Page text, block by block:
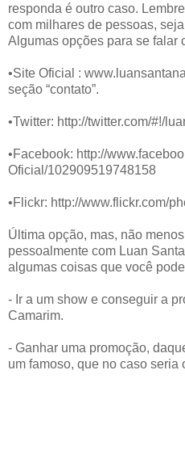
responda é outro caso.
com milhares de pessoas,
Algumas opções para se falar
•Site Oficial :
seção “contato”.
•Twitter: http://twitter.com/#!/
•Facebook: http://
Oficial/102909519748158
•Flickr: http://www.flickr.com/
Última opção, mas, não
pessoalmente com Luan
algumas coisas que você
- Ir a um show e conseguir a
Camarim.
- Ganhar uma promoção,
um famoso, que no caso seria